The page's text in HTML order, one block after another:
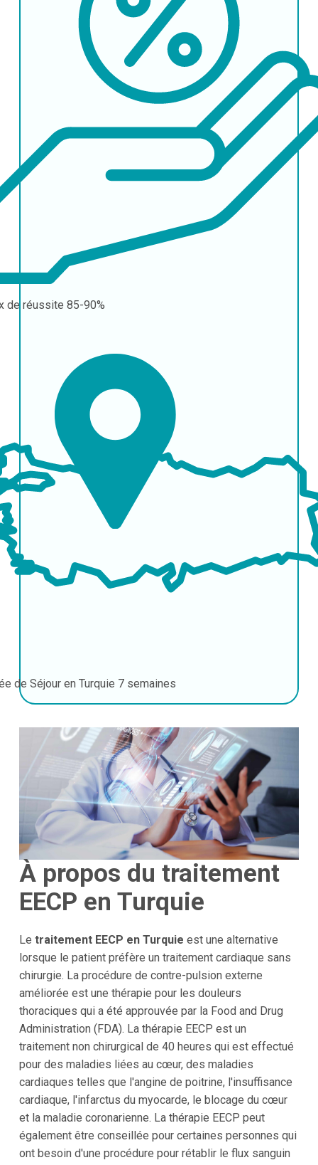
de réussite 85-90%
de Séjour en Turquie 7 semaines
À propos du traitement
EECP en Turquie
Le traitement EECP en Turquie est une alternative
lorsque le patient préfère un traitement cardiaque sans
chirurgie. La procédure de contre-pulsion externe
améliorée est une thérapie pour les douleurs
thoraciques qui a été approuvée par la Food and Drug
Administration (FDA). La thérapie EECP est un
traitement non chirurgical de 40 heures qui est effectué
pour des maladies liées au cœur, des maladies
cardiaques telles que l'angine de poitrine, l'insuffisance
cardiaque, l'infarctus du myocarde, le blocage du cœur
et la maladie coronarienne. La thérapie EECP peut
également être conseillée pour certaines personnes qui
ont besoin d'une procédure pour rétablir le flux sanguin